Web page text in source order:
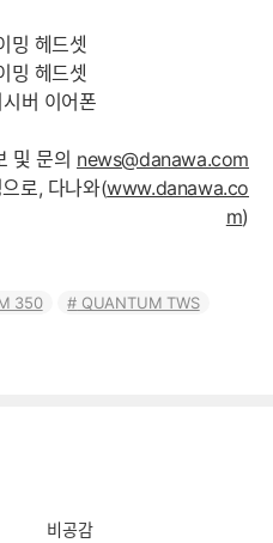
밍 헤드셋
밍 헤드셋
버 이어폰
및 문의 news@danawa.com
로, 다나와(www.danawa.co
m)
350
QUANTUM TWS
비공감